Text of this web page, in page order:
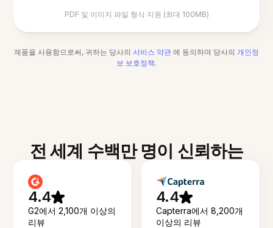
PDF 및 이미지 파일 형식 지원 (최대 100MB)
제품을 사용함으로써, 귀하는 당사의 서비스 약관 에 동의하며 당사의 개인정
보 보호정책.
전 세계 수백만 명이 신뢰하는
4.4
G2에서 2,100개 이상의
리뷰
4.4
Capterra에서 8,200개
이상의 리뷰